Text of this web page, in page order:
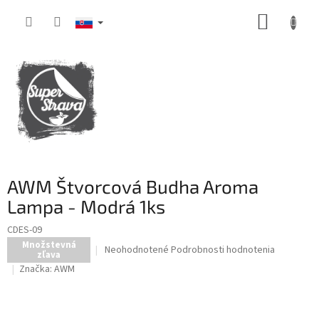
AWM Štvorcová Budha Aroma
Lampa - Modrá 1ks
CDES-09
Množstevná
zľava
Priemerné
Neohodnotené Podrobnosti hodnotenia
Značka: AWM